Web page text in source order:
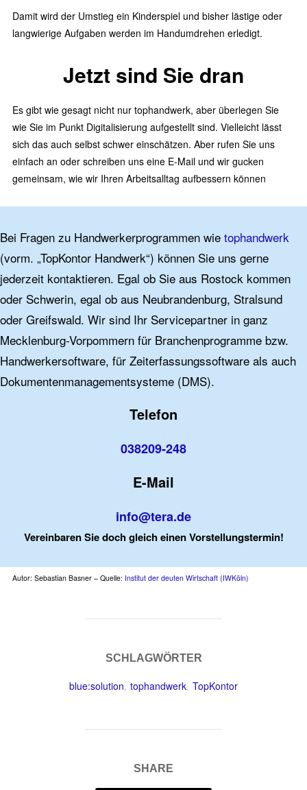
Damit wird der Umstieg ein Kinderspiel und bisher lästige oder
langwierige Aufgaben werden im Handumdrehen erledigt.
Jetzt sind Sie dran
Es gibt wie gesagt nicht nur tophandwerk, aber überlegen Sie
wie Sie im Punkt Digitalisierung aufgestellt sind. Vielleicht lässt
sich das auch selbst schwer einschätzen. Aber rufen Sie uns
einfach an oder schreiben uns eine E-Mail und wir gucken
gemeinsam, wie wir Ihren Arbeitsalltag aufbessern können
Bei Fragen zu Handwerkerprogrammen wie tophandwerk
(vorm. „TopKontor Handwerk“) können Sie uns gerne
jederzeit kontaktieren. Egal ob Sie aus Rostock kommen
oder Schwerin, egal ob aus Neubrandenburg, Stralsund
oder Greifswald. Wir sind Ihr Servicepartner in ganz
Mecklenburg-Vorpommern für Branchenprogramme bzw.
Handwerkersoftware, für Zeiterfassungssoftware als auch
Dokumentenmanagementsysteme (DMS).
Telefon
038209-248
E-Mail
info@tera.de
Vereinbaren Sie doch gleich einen Vorstellungstermin!
Autor: Sebastian Basner – Quelle: Institut der deuten Wirtschaft (IWKöln)
SCHLAGWÖRTER
blue:solution, tophandwerk, TopKontor
SHARE